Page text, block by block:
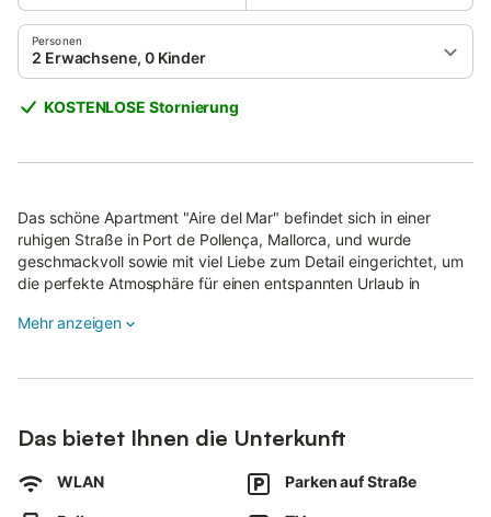
Personen
2 Erwachsene, 0 Kinder
KOSTENLOSE Stornierung
Das schöne Apartment "Aire del Mar" befindet sich in einer
ruhigen Straße in Port de Pollença, Mallorca, und wurde
geschmackvoll sowie mit viel Liebe zum Detail eingerichtet, um
die perfekte Atmosphäre für einen entspannten Urlaub in
Dusche und bietet somit Platz für zwei Erwachsene und ein
Kind.
Zu den weiteren Annehmlichkeiten gehören WLAN, Klimaanlage
im Wohnzimmer, Kabelfernsehen, ein Babybett und ein
Mehr anzeigen
Das bietet Ihnen die Unterkunft
WLAN Parken auf Straße